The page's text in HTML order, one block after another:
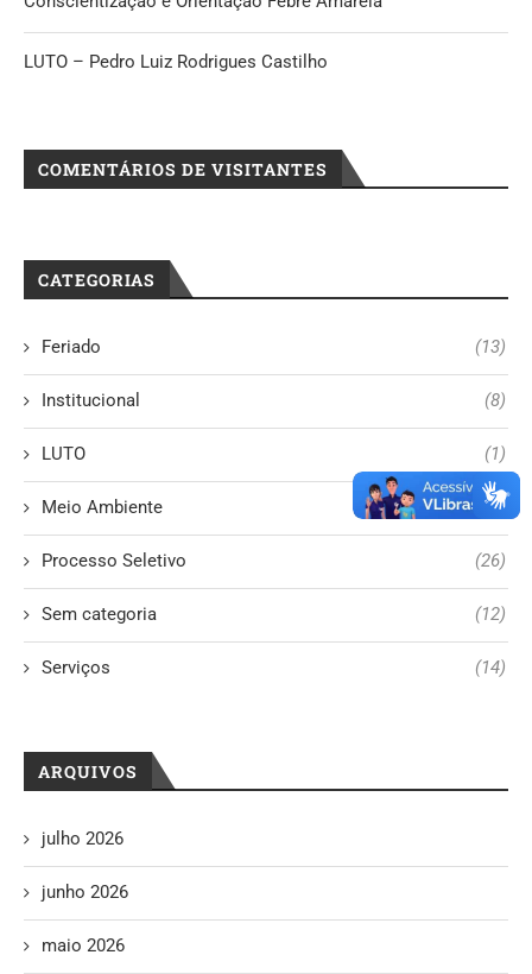
LUTO – Pedro Luiz Rodrigues Castilho
COMENTÁRIOS DE VISITANTES
CATEGORIAS
Feriado (13)
Institucional (8)
LUTO (1)
Meio Ambiente (2)
Processo Seletivo (26)
Sem categoria (12)
Serviços (14)
ARQUIVOS
julho 2026
junho 2026
maio 2026